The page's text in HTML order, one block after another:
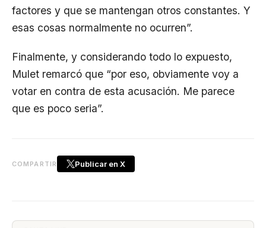
factores y que se mantengan otros constantes. Y
esas cosas normalmente no ocurren”.
Finalmente, y considerando todo lo expuesto,
Mulet remarcó que “por eso, obviamente voy a
votar en contra de esta acusación. Me parece
que es poco seria”.
COMPARTIR Publicar en X